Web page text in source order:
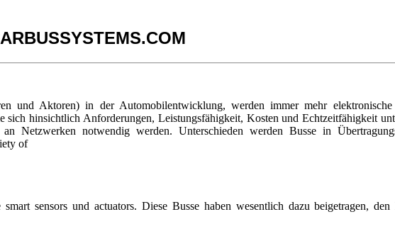
und Aktoren) in der Automobilentwicklung, werden immer mehr elektronische
sich hinsichtlich Anforderungen, Leistungsfähigkeit, Kosten und Echtzeitfähigkeit
Netzwerken notwendig werden. Unterschieden werden Busse in
of
sensors und actuators. Diese Busse haben wesentlich dazu beigetragen,